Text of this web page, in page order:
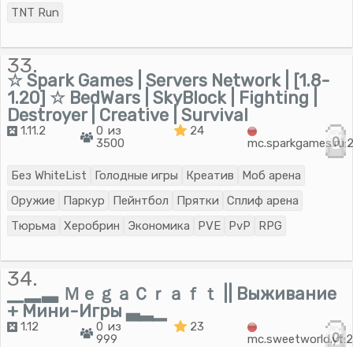
TNT Run
33.
☆ Spark Games | Servers Network | [1.8-
1.20] ☆ BedWars | SkyBlock | Fighting |
Destroyer | Creative | Survival
1.11.2
0 из
3500
24
0
Без WhiteList Голодные игры Креатив
Моб арена
Оружие
Паркур Пейнтбол Прятки
Сплиф арена
Тюрьма
Херобрин Экономика PVE PvP RPG
34.
▁▂▃ ＭｅｇａＣｒａｆｔ || Выживание
+ Мини-Игры ▃▂▁
1.12
0 из
999
23
0